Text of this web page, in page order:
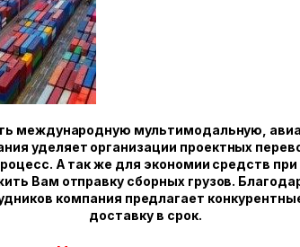
международную мультимодальную,
уделяет организации проектных
А так же для экономии средств
Вам отправку сборных грузов.
компания предлагает
доставку в срок.